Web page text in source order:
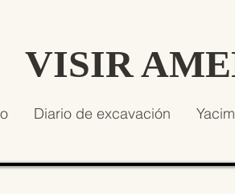
VISIR
Diario de excavación